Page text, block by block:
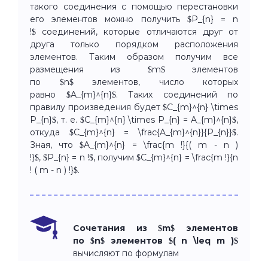
такого соединения с помощью перестановки
его элементов можно получить $P_{n} = n
!$ соединений, которые отличаются друг от
друга только порядком расположения
элементов. Таким образом получим все
размещения из $m$ элементов
по $n$ элементов, число которых
равно $A_{m}^{n}$. Таких соединений по
правилу произведения будет $C_{m}^{n} \times
P_{n}$, т. е. $C_{m}^{n} \times P_{n} = A_{m}^{n}$,
откуда $C_{m}^{n} = \frac{A_{m}^{n}}{P_{n}}$.
Зная, что $A_{m}^{n} = \frac{m !}{( m - n )
!}$, $P_{n} = n !$, получим $C_{m}^{n} = \frac{m !}{n
! ( m - n ) !}$.
Сочетания из $m$ элементов
по $n$ элементов $( n \leq m )$
вычисляют по формулам